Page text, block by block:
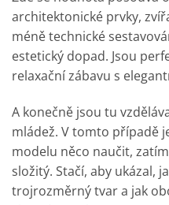
architektonické prvky,
méně technické
estetický dopad. Jsou
relaxační zábavu s
A konečně jsou tu
mládež. V tomto případě
modelu něco naučit,
složitý. Stačí, aby ukázal,
trojrozměrný tvar a jak